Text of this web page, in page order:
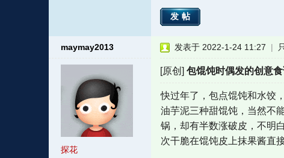
发帖
maymay2013
探花
发表于 2022-1-24 11:27 |
[原创]包馄饨时偶发的创意
快过年了，包点馄饨和水饺
油芋泥三种甜馄饨，当然不
锅，却有半数涨破皮，不明
次干脆在馄饨皮上抹果酱直